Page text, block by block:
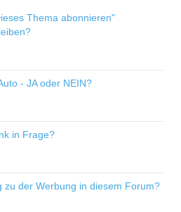
Thema abonnieren"
- JA oder NEIN?
in Frage?
zu der Werbung in diesem Forum?